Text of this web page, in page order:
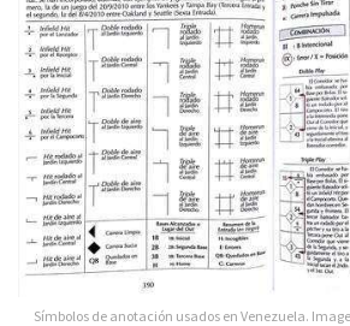
Símbolos de anotación usados en Venezuela.